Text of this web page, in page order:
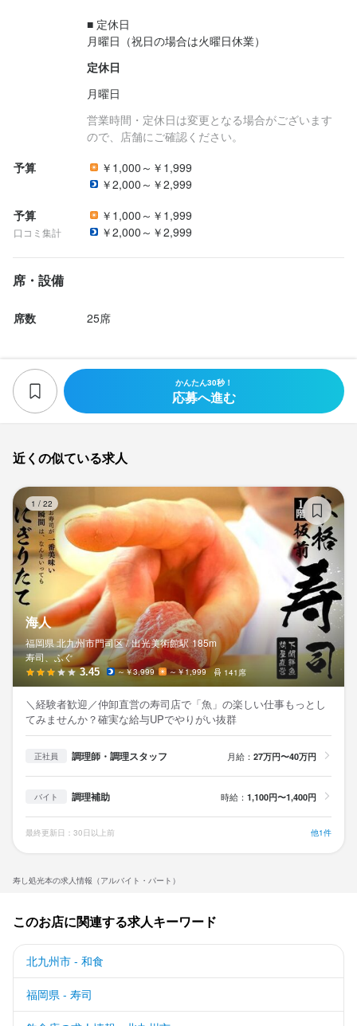
寿し処光本の求人情報（アルバイト・パート）
■ 定休日
月曜日（祝日の場合は火曜日休業）
定休日
月曜日
営業時間・定休日は変更となる場合がございます
ので、店舗にご確認ください。
予算
￥1,000～￥1,999
￥2,000～￥2,999
予算
口コミ集計
￥1,000～￥1,999
￥2,000～￥2,999
席・設備
席数 25席
かんたん30秒！
応募へ進む
近くの似ている求人
1 / 22
海人
福岡県 北九州市門司区 / 出光美術館駅 185m
寿司、ふぐ
3.45 ～￥3,999 ～￥1,999 141席
＼経験者歓迎／仲卸直営の寿司店で「魚」の楽しい仕事もっとし
てみませんか？確実な給与UPでやりがい抜群
正社員 調理師・調理スタッフ 月給： 27万円〜40万円
バイト 調理補助 時給： 1,100円〜1,400円
最終更新日：30日以上前 他1件
このお店に関連する求人キーワード
北九州市 - 和食
福岡県 - 寿司